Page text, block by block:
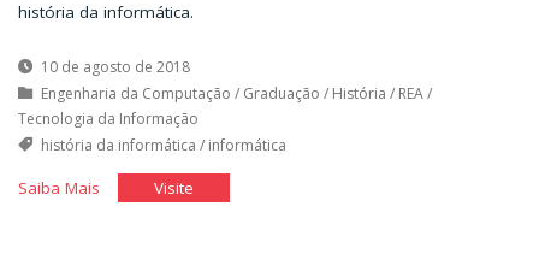
história da informática.
10 de agosto de 2018
Engenharia da Computação / Graduação / História / REA/
Tecnologia da Informação
história da informática / informática
Saiba Mais"HistóriaVisite"História